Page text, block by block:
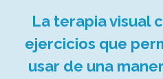
La terapia visual
ejercicios que
usar de una